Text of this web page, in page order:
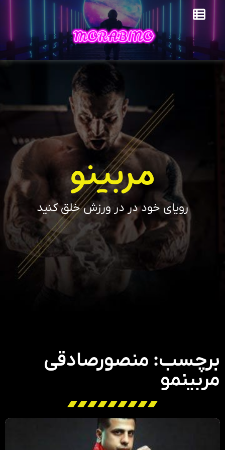
مربینو
رویای خود در در ورزش خلق کنید
برچسب: منصورصادقی
مربینمو